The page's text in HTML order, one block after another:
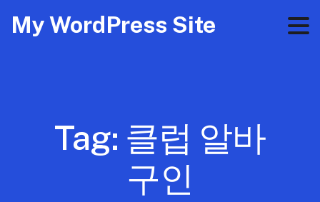
My WordPress Site
Tag: 클럽 알바
구인